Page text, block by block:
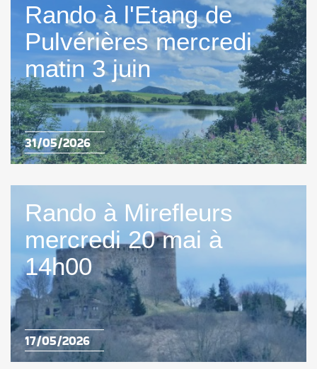
Rando à l'Etang de
Pulvérières mercredi
matin 3 juin
31/05/2026
Rando à Mirefleurs
mercredi 20 mai à
14h00
17/05/2026